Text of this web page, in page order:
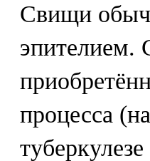
Свищи
эпителием.
процесса